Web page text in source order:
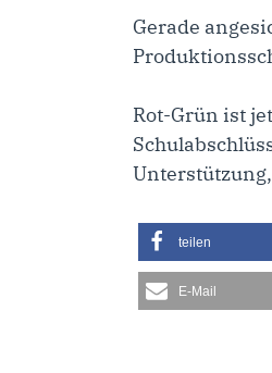
Gerade
Rot-Grün ist
teilen
E-Mail